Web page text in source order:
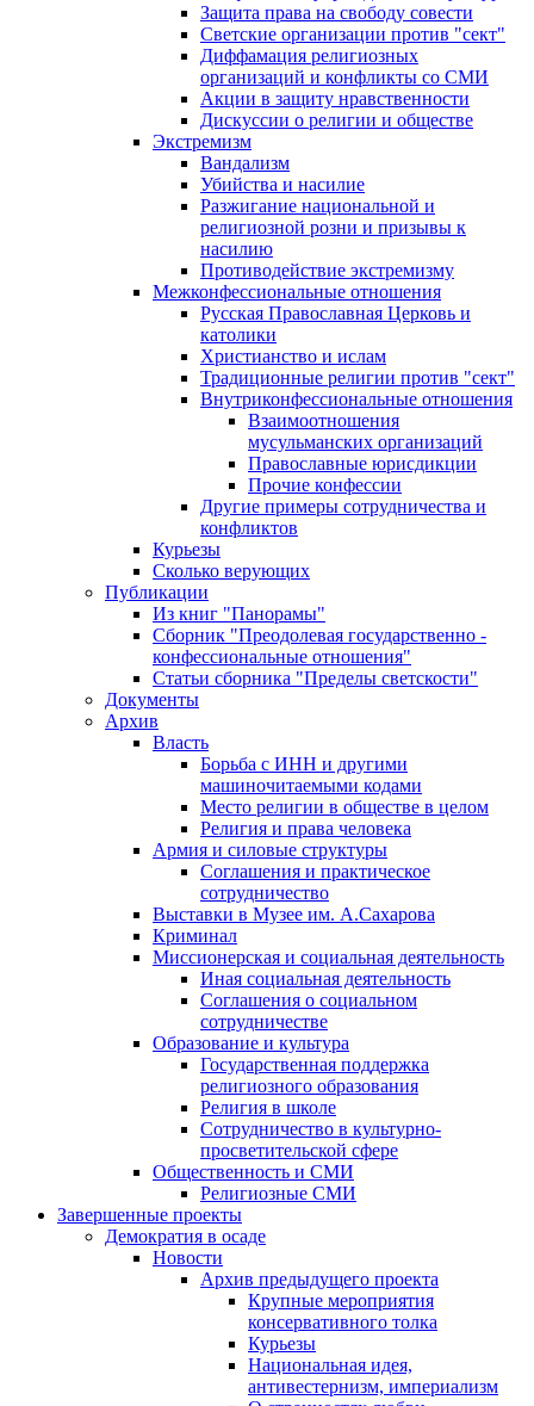
Защита права на свободу совести
Светские организации против "сект"
Диффамация религиозных
организаций и конфликты со СМИ
Акции в защиту нравственности
Дискуссии о религии и обществе
Экстремизм
Вандализм
Убийства и насилие
Разжигание национальной и
религиозной розни и призывы к
насилию
Противодействие экстремизму
Межконфессиональные отношения
Русская Православная Церковь и
католики
Христианство и ислам
Традиционные религии против "сект"
Внутриконфессиональные отношения
Взаимоотношения
мусульманских организаций
Православные юрисдикции
Прочие конфессии
Другие примеры сотрудничества и
конфликтов
Курьезы
Сколько верующих
Публикации
Из книг "Панорамы"
Сборник "Преодолевая государственно -
конфессиональные отношения"
Статьи сборника "Пределы светскости"
Документы
Архив
Власть
Борьба с ИНН и другими
машиночитаемыми кодами
Место религии в обществе в целом
Религия и права человека
Армия и силовые структуры
Соглашения и практическое
сотрудничество
Выставки в Музее им. А.Сахарова
Криминал
Миссионерская и социальная деятельность
Иная социальная деятельность
Соглашения о социальном
сотрудничестве
Образование и культура
Государственная поддержка
религиозного образования
Религия в школе
Сотрудничество в культурно-
просветительской сфере
Общественность и СМИ
Религиозные СМИ
Завершенные проекты
Демократия в осаде
Новости
Архив предыдущего проекта
Крупные мероприятия
консервативного толка
Курьезы
Национальная идея,
антивестернизм, империализм